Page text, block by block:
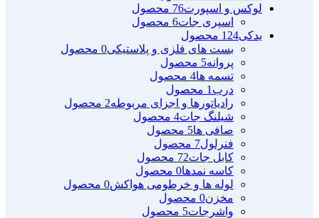
لوکس و اسپورت76 محصول
اسپری جات6 محصول
یدکی124 محصول
بست های فلزی و پلاستیکی0 محصول
پروانه5 محصول
تسمه ها4 محصول
درب 1 محصول
رادیاتورها و اجزای مربوطه2 محصول
شیلنگ جات4 محصول
صافی ها5 محصول
فنرلول7 محصول
کابل جات72 محصول
کاسه نمدها0 محصول
لوله ها و خرطومی هواکش0 محصول
مخزن0 محصول
واشرجات5 محصول